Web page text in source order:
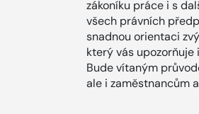
zákoníku práce i s
všech právních
snadnou orientaci
který vás
Bude vítaným
ale i zaměstnancům